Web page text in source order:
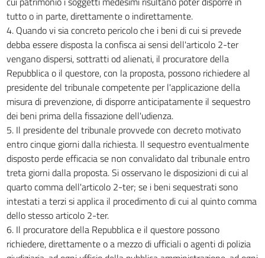
tutto o in parte, direttamente o indirettamente.
4. Quando vi sia concreto pericolo che i beni di cui si prevede
debba essere disposta la confisca ai sensi dell'articolo 2-ter
vengano dispersi, sottratti od alienati, il procuratore della
Repubblica o il questore, con la proposta, possono richiedere al
presidente del tribunale competente per l'applicazione della
misura di prevenzione, di disporre anticipatamente il sequestro
dei beni prima della fissazione dell'udienza.
5. Il presidente del tribunale provvede con decreto motivato
entro cinque giorni dalla richiesta. Il sequestro eventualmente
disposto perde efficacia se non convalidato dal tribunale entro
treta giorni dalla proposta. Si osservano le disposizioni di cui al
quarto comma dell'articolo 2-ter; se i beni sequestrati sono
intestati a terzi si applica il procedimento di cui al quinto comma
dello stesso articolo 2-ter.
6. Il procuratore della Repubblica e il questore possono
richiedere, direttamente o a mezzo di ufficiali o agenti di polizia